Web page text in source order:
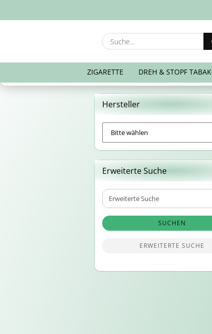
ZIGARETTE DREH & STOPF TABAK
Hersteller
Erweiterte Suche
Erweiterte
Suche
SUCHEN
ERWEITERTE SUCHE